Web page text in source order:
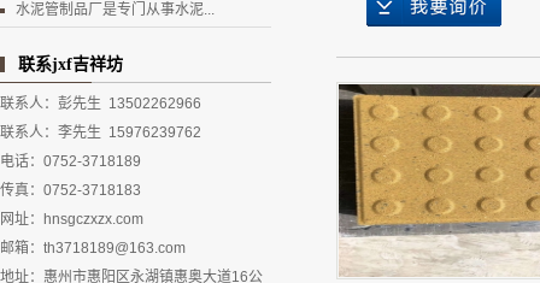
水泥管制品厂是专门从事水泥...
联系jxf吉祥坊
联系人：彭先生 13502262966
联系人：李先生 15976239762
电话：0752-3718189
传真：0752-3718183
网址：hnsgczxzx.com
邮箱：th3718189@163.com
地址：惠州市惠阳区永湖镇惠奥大道16公